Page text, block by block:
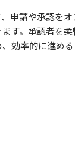
申請や承認を
す。承認者を
効率的に進める